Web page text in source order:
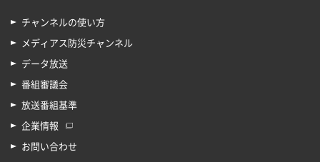
チャンネルの使い方
メディアス防災チャンネル
データ放送
番組審議会
放送番組基準
企業情報
お問い合わせ